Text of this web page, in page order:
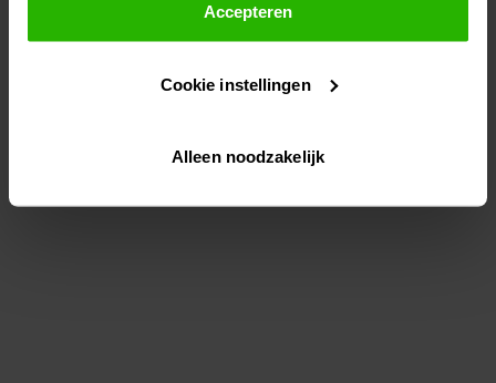
toestemming om cookies voor social media en
gepersonaliseerde advertenties te plaatsen.
Lees hier meer over in onsprivacybeleid
Via "Cookie instellingen" kun je ook zelf instellen welke
Accepteren
Cookie instellingen
Alleen noodzakelijk